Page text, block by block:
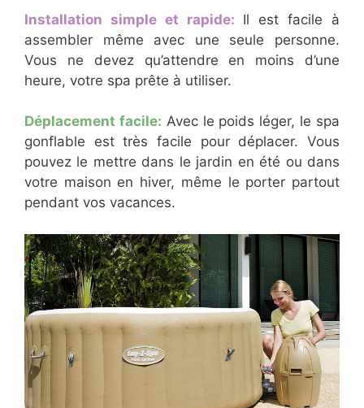
Installation simple et rapide: Il est facile à
assembler même avec une seule personne.
Vous ne devez qu’attendre en moins d’une
heure, votre spa prête à utiliser.
Déplacement facile: Avec le poids léger, le spa
gonflable est très facile pour déplacer. Vous
pouvez le mettre dans le jardin en été ou dans
votre maison en hiver, même le porter partout
pendant vos vacances.